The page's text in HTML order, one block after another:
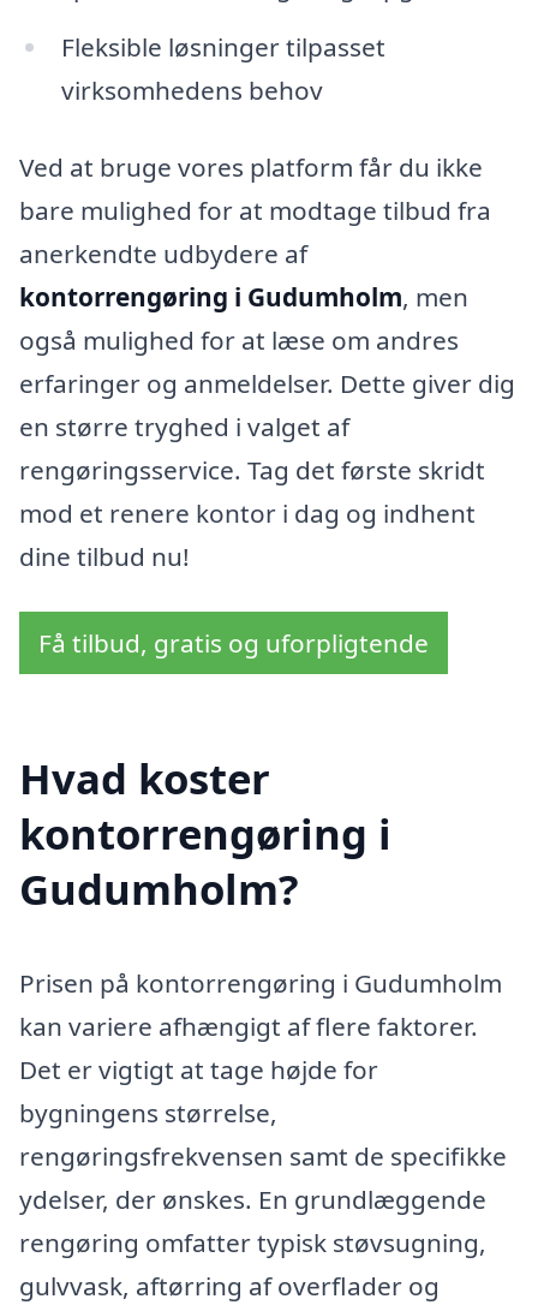
Fleksible løsninger tilpasset
virksomhedens behov
Ved at bruge vores platform får du ikke
bare mulighed for at modtage tilbud fra
anerkendte udbydere af
kontorrengøring i Gudumholm, men
også mulighed for at læse om andres
erfaringer og anmeldelser. Dette giver dig
en større tryghed i valget af
rengøringsservice. Tag det første skridt
mod et renere kontor i dag og indhent
dine tilbud nu!
Få tilbud, gratis og uforpligtende
Hvad koster
kontorrengøring i
Gudumholm?
Prisen på kontorrengøring i Gudumholm
kan variere afhængigt af flere faktorer.
Det er vigtigt at tage højde for
bygningens størrelse,
rengøringsfrekvensen samt de specifikke
ydelser, der ønskes. En grundlæggende
rengøring omfatter typisk støvsugning,
gulvvask, aftørring af overflader og